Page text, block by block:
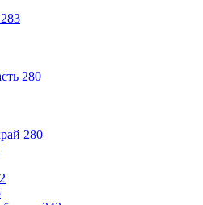
283
280
280